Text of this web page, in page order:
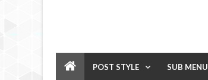
POST STYLE SUB MENU